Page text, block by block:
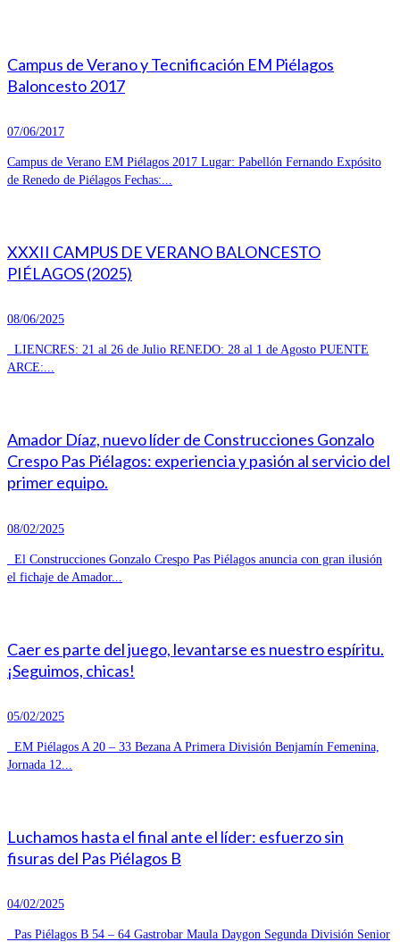
Campus de Verano y Tecnificación EM Piélagos
Baloncesto 2017
07/06/2017
Campus de Verano EM Piélagos 2017 Lugar: Pabellón Fernando Expósito
de Renedo de Piélagos Fechas:...
XXXII CAMPUS DE VERANO BALONCESTO
PIÉLAGOS (2025)
08/06/2025
LIENCRES: 21 al 26 de Julio RENEDO: 28 al 1 de Agosto PUENTE
ARCE:...
Amador Díaz, nuevo líder de Construcciones Gonzalo
Crespo Pas Piélagos: experiencia y pasión al servicio del
primer equipo.
08/02/2025
El Construcciones Gonzalo Crespo Pas Piélagos anuncia con gran ilusión
el fichaje de Amador...
Caer es parte del juego, levantarse es nuestro espíritu.
¡Seguimos, chicas!
05/02/2025
EM Piélagos A 20 – 33 Bezana A Primera División Benjamín Femenina,
Jornada 12...
Luchamos hasta el final ante el líder: esfuerzo sin
fisuras del Pas Piélagos B
04/02/2025
Pas Piélagos B 54 – 64 Gastrobar Maula Daygon Segunda División Senior